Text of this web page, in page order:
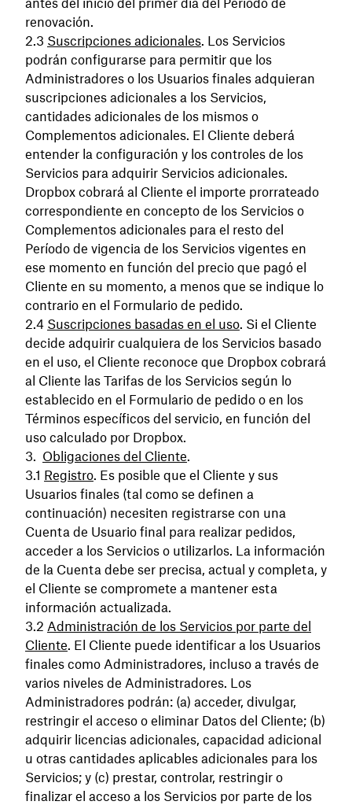
antes del inicio del primer día del Período de
renovación.
Suscripciones adicionales. Los Servicios
podrán configurarse para permitir que los
Administradores o los Usuarios finales adquieran
suscripciones adicionales a los Servicios,
cantidades adicionales de los mismos o
Complementos adicionales. El Cliente deberá
entender la configuración y los controles de los
Servicios para adquirir Servicios adicionales.
Dropbox cobrará al Cliente el importe prorrateado
correspondiente en concepto de los Servicios o
Complementos adicionales para el resto del
Período de vigencia de los Servicios vigentes en
ese momento en función del precio que pagó el
Cliente en su momento, a menos que se indique lo
contrario en el Formulario de pedido.
Suscripciones basadas en el uso. Si el Cliente
decide adquirir cualquiera de los Servicios basado
en el uso, el Cliente reconoce que Dropbox cobrará
al Cliente las Tarifas de los Servicios según lo
establecido en el Formulario de pedido o en los
Términos específicos del servicio, en función del
uso calculado por Dropbox.
Obligaciones del Cliente.
Registro. Es posible que el Cliente y sus
Usuarios finales (tal como se definen a
continuación) necesiten registrarse con una
Cuenta de Usuario final para realizar pedidos,
acceder a los Servicios o utilizarlos. La información
de la Cuenta debe ser precisa, actual y completa, y
el Cliente se compromete a mantener esta
información actualizada.
Administración de los Servicios por parte del
Cliente. El Cliente puede identificar a los Usuarios
finales como Administradores, incluso a través de
varios niveles de Administradores. Los
Administradores podrán: (a) acceder, divulgar,
restringir el acceso o eliminar Datos del Cliente; (b)
adquirir licencias adicionales, capacidad adicional
u otras cantidades aplicables adicionales para los
Servicios; y (c) prestar, controlar, restringir o
finalizar el acceso a los Servicios por parte de los